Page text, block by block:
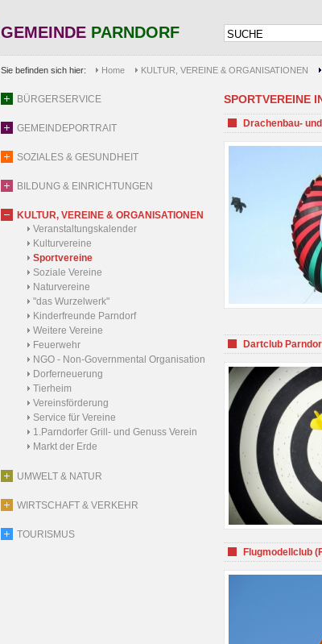
GEMEINDE PARNDORF
Sie befinden sich hier: Home KULTUR, VEREINE & ORGANISATIONEN
BÜRGERSERVICE
GEMEINDEPORTRAIT
SOZIALES & GESUNDHEIT
BILDUNG & EINRICHTUNGEN
KULTUR, VEREINE & ORGANISATIONEN
Veranstaltungskalender
Kulturvereine
Sportvereine
Soziale Vereine
Naturvereine
"das Wurzelwerk"
Kinderfreunde Parndorf
Weitere Vereine
Feuerwehr
NGO - Non-Governmental Organisation
Dorferneuerung
Tierheim
Vereinsförderung
Service für Vereine
1.Parndorfer Grill- und Genuss Verein
Markt der Erde
UMWELT & NATUR
WIRTSCHAFT & VERKEHR
TOURISMUS
SPORTVEREINE
Drachenbau-
Dartclub
Flugmodellclub